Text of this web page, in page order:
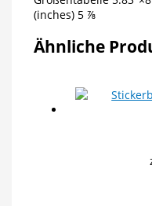
(inches) 5 ⅞
Ähnliche